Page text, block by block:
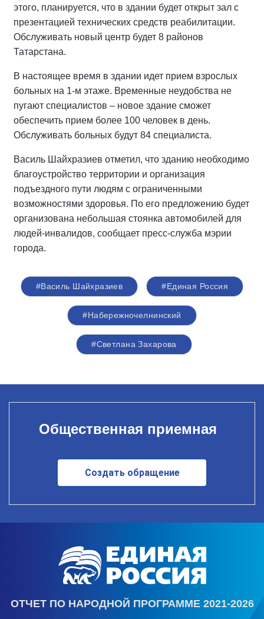
этого, планируется, что в здании будет открыт зал с
презентацией технических средств реабилитации.
Обслуживать новый центр будет 8 районов
Татарстана.
В настоящее время в здании идет прием взрослых
больных на 1-м этаже. Временные неудобства не
пугают специалистов – новое здание сможет
обеспечить прием более 100 человек в день.
Обслуживать больных будут 84 специалиста.
Василь Шайхразиев отметил, что зданию необходимо
благоустройство территории и организация
подъездного пути людям с ограниченными
возможностями здоровья. По его предложению будет
организована небольшая стоянка автомобилей для
людей-инвалидов, сообщает пресс-служба мэрии
города.
#Василь Шайхразиев #Единая Россия
#Набережночелнинский
#Светлана Захарова
Общественная приемная
Создать обращение
ОТЧЕТ ПО НАРОДНОЙ ПРОГРАММЕ 2021-2026